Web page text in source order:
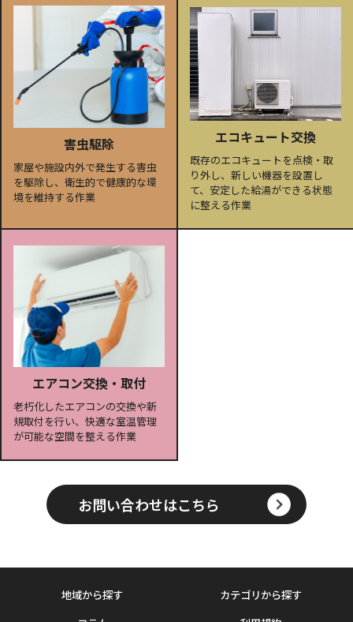
害虫駆除
家屋や施設内外で発生する害虫
を駆除し、衛生的で健康的な環
境を維持する作業
エコキュート交換
既存のエコキュートを点検・取
り外し、新しい機器を設置し
て、安定した給湯ができる状態
に整える作業
エアコン交換・取付
老朽化したエアコンの交換や新
規取付を行い、快適な室温管理
が可能な空間を整える作業
お問い合わせはこちら
地域から探す
カテゴリから探す